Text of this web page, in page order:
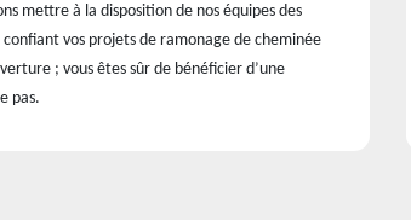
mettre à la disposition de nos équipes des
vos projets de ramonage de cheminée
; vous êtes sûr de bénéficier d’une
pas.